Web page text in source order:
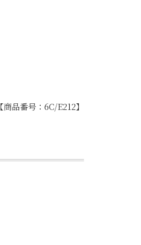
【商品番号：6C/E212】